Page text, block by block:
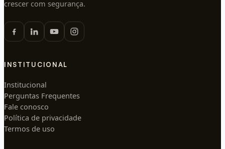
crescer com segurança.
INSTITUCIONAL
Institucional
Perguntas Frequentes
Fale conosco
Política de privacidade
Termos de uso